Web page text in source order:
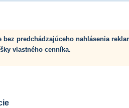
predchádzajúceho nahlásenia
vlastného cenníka.